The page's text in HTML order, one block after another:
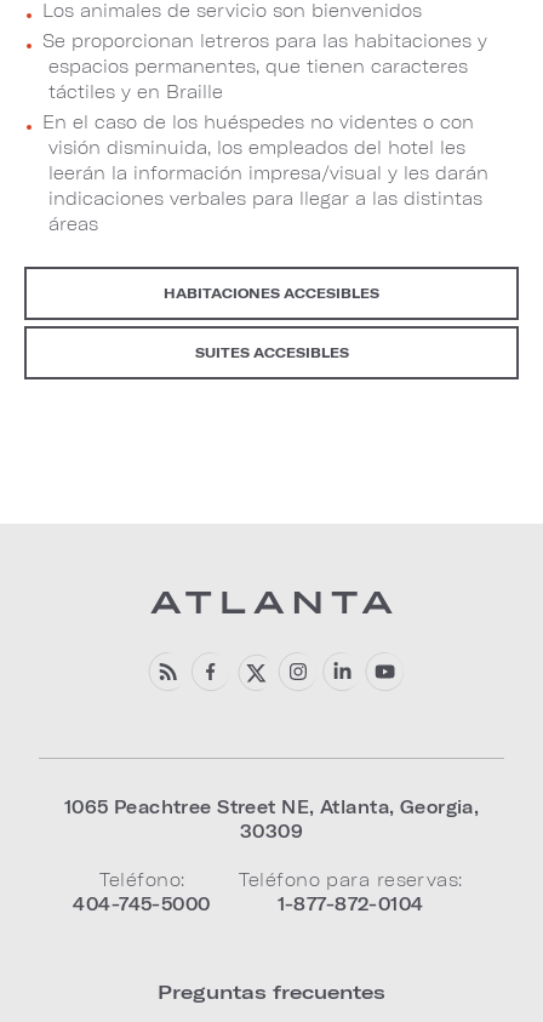
Los animales de servicio son bienvenidos
Se proporcionan letreros para las habitaciones y
espacios permanentes, que tienen caracteres
táctiles y en Braille
En el caso de los huéspedes no videntes o con
visión disminuida, los empleados del hotel les
leerán la información impresa/visual y les darán
indicaciones verbales para llegar a las distintas
áreas
HABITACIONES ACCESIBLES
SUITES ACCESIBLES
1065 Peachtree Street NE, Atlanta, Georgia,
30309
Teléfono:
404-745-5000
Teléfono para reservas:
1-877-872-0104
Preguntas frecuentes